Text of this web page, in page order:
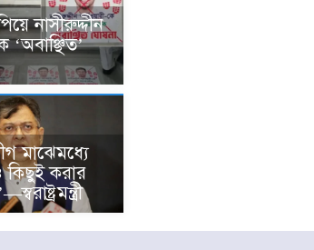
নাসীরুদ্দীন
‘অবাঞ্ছিত’
মাঝেমধ্যে
কিছুই করার